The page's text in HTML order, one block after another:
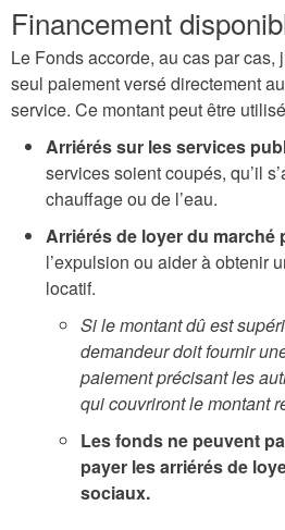
Financement
Le Fonds accorde, au cas par cas,
seul paiement versé directement
service. Ce montant peut être
Arriérés sur les services
services soient coupés, qu’il
chauffage ou de l’eau.
Arriérés de loyer du marché
l’expulsion ou aider à obtenir
locatif.
Si le montant dû est
demandeur doit fournir
paiement précisant les
qui couvriront le montant
Les fonds ne peuvent
payer les arriérés de
sociaux.